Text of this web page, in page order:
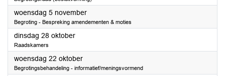
woensdag 5 november2025
Begroting - Bespreking amendementen & moties
dinsdag 28 oktober2025
Raadskamers
woensdag 22 oktober2025
Begrotingsbehandeling - informatief/meningsvormend